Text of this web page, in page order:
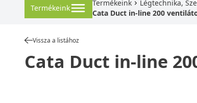
Termékeink
Termékeink Légtechnika,
Cata Duct in-line 200
Vissza a listához
Cata Duct in-line